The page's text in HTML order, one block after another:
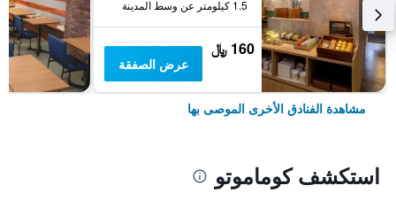
1.5 كيلومتر عن وسط المدينة
160 ﷼
عرض الصفقة
مشاهدة الفنادق الأخرى الموصى بها
استكشف كوماموتو